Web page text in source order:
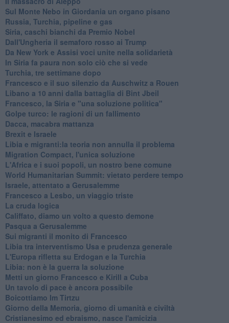
Sul Monte Nebo in Giordania un organo pisano
Russia, Turchia, pipeline e gas
Siria, caschi bianchi da Premio Nobel
Dall'Ungheria il semaforo rosso ai Trump
Da New York e Assisi voci unite nella solidarietà
In Siria fa paura non solo ciò che si vede
Turchia, tre settimane dopo
Francesco e il suo silenzio da Auschwitz a Rouen
Libano a 10 anni dalla battaglia di Bint Jbeil
Francesco, la Siria e "una soluzione politica"
Golpe turco: le ragioni di un fallimento
Dacca, macabra mattanza
Brexit e Israele
Libia e migranti:la teoria non annulla il problema
Migration Compact, l'unica soluzione
L'Africa e i suoi popoli, un nostro bene comune
World Humanitarian Summit: vietato perdere tempo
Israele, attentato a Gerusalemme
Francesco a Lesbo, un viaggio triste
La cruda logica
Califfato, diamo un volto a questo demone
Pasqua a Gerusalemme
Sui migranti il monito di Francesco
Libia tra interventismo Usa e prudenza generale
L'Europa rifletta su Erdogan e la Turchia
Libia: non è la guerra la soluzione
Metti un giorno Francesco e Kirill a Cuba
Un tavolo di pace è ancora possibile
Boicottiamo Im Tirtzu
Giorno della Memoria, giorno di umanità e civiltà
Cristianesimo ed ebraismo, nasce l'amicizia